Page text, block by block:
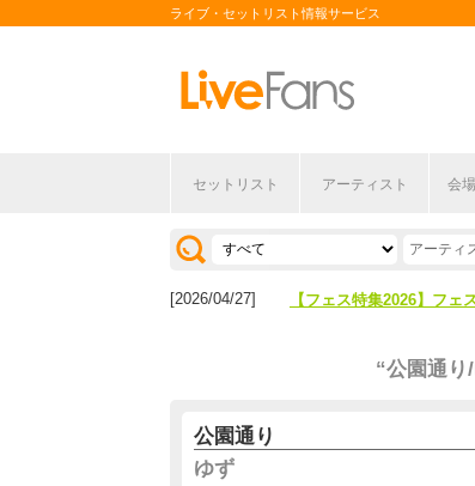
ライブ・セットリスト情報サービス
セットリスト アーティスト 会場
[2026/07/28] 【ライブ動員ランキング
[2026/04/27] 【フェス特集2026】フェ
“公園通り
公園通り
ゆず